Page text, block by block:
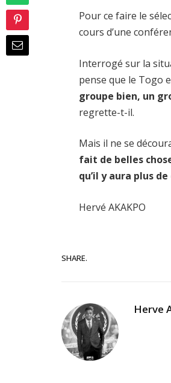
Pour ce faire le
cours d’une
Interrogé sur la
pense que le Togo
groupe bien, un
regrette-t-il.
Mais il ne se
fait de belles
qu’il y aura plus
Hervé AKAKPO
SHARE.
Herve